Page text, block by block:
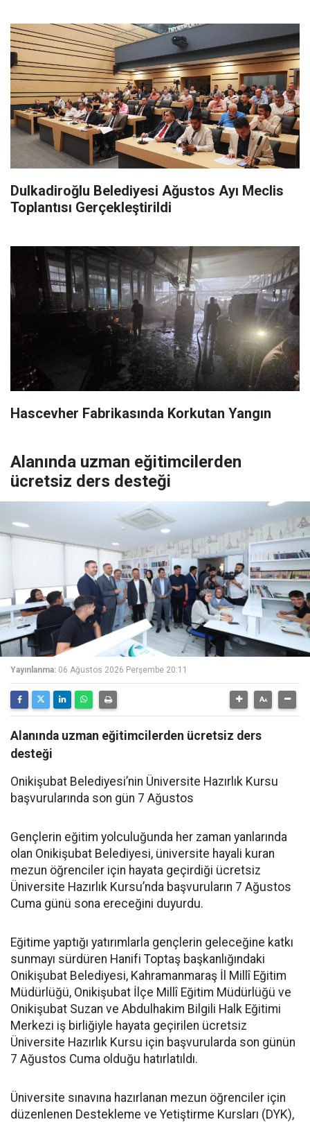
Dulkadiroğlu Belediyesi Ağustos Ayı Meclis
Toplantısı Gerçekleştirildi
Hascevher Fabrikasında Korkutan Yangın
Alanında uzman eğitimcilerden
ücretsiz ders desteği
Yayınlanma: 06 Ağustos 2026 Perşembe 20:11
Alanında uzman eğitimcilerden ücretsiz ders
desteği
Onikişubat Belediyesi’nin Üniversite Hazırlık Kursu
başvurularında son gün 7 Ağustos
Gençlerin eğitim yolculuğunda her zaman yanlarında
olan Onikişubat Belediyesi, üniversite hayali kuran
mezun öğrenciler için hayata geçirdiği ücretsiz
Üniversite Hazırlık Kursu’nda başvuruların 7 Ağustos
Cuma günü sona ereceğini duyurdu.
Eğitime yaptığı yatırımlarla gençlerin geleceğine katkı
sunmayı sürdüren Hanifi Toptaş başkanlığındaki
Onikişubat Belediyesi, Kahramanmaraş İl Millî Eğitim
Müdürlüğü, Onikişubat İlçe Millî Eğitim Müdürlüğü ve
Onikişubat Suzan ve Abdulhakim Bilgili Halk Eğitimi
Merkezi iş birliğiyle hayata geçirilen ücretsiz
Üniversite Hazırlık Kursu için başvurularda son günün
7 Ağustos Cuma olduğu hatırlatıldı.
Üniversite sınavına hazırlanan mezun öğrenciler için
düzenlenen Destekleme ve Yetiştirme Kursları (DYK),